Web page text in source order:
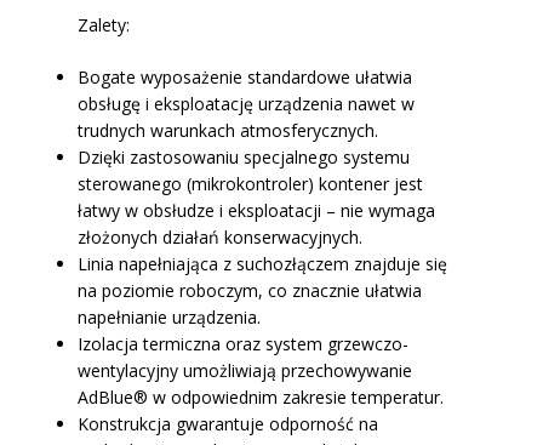
Zalety:
Bogate wyposażenie standardowe ułatwia
obsługę i eksploatację urządzenia nawet w
trudnych warunkach atmosferycznych.
Dzięki zastosowaniu specjalnego systemu
sterowanego (mikrokontroler) kontener jest
łatwy w obsłudze i eksploatacji – nie wymaga
złożonych działań konserwacyjnych.
Linia napełniająca z suchozłączem znajduje się
na poziomie roboczym, co znacznie ułatwia
napełnianie urządzenia.
Izolacja termiczna oraz system grzewczo-
wentylacyjny umożliwiają przechowywanie
AdBlue® w odpowiednim zakresie temperatur.
Konstrukcja gwarantuje odporność na